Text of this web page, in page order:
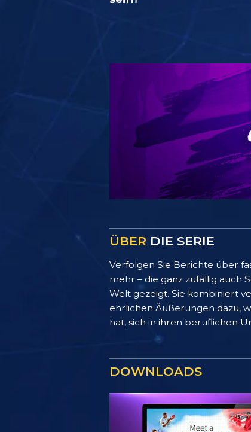
ÜBER DIE SERIE
Verfolgen Sie Berichte über
mehr – die ganz zufällig auch
Welt gezeigt. Sie kombiniert
ehrlichen Äußerungen dazu,
hat, sich in ihren beruflichen
DOWNLOADS